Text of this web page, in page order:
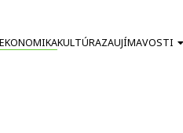
EKONOMIKAKULTÚRAZAUJÍMAVOSTI